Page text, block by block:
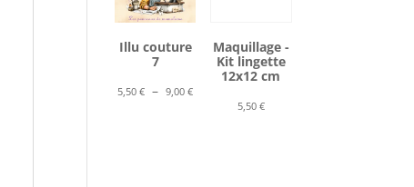
Illu couture
7
5,50€ – 9,00€Plage
Maquillage -
Kit lingette
12x12 cm
5,50 €